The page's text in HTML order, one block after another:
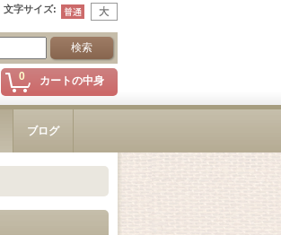
文字サイズ:
0 カートの中身
ブログ